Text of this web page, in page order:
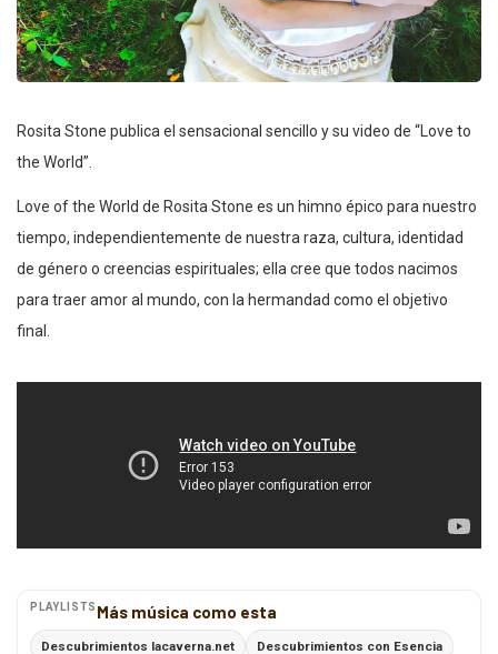
Rosita Stone publica el sensacional sencillo y su video de “Love to
the World”.
Love of the World de Rosita Stone es un himno épico para nuestro
tiempo, independientemente de nuestra raza, cultura, identidad
de género o creencias espirituales; ella cree que todos nacimos
para traer amor al mundo, con la hermandad como el objetivo
final.
PLAYLISTS Más música como esta
Descubrimientos lacaverna.net Descubrimientos con Esencia